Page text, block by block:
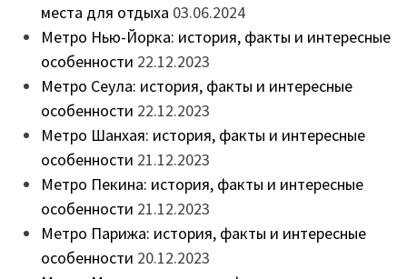
места для отдыха 03.06.2024
Метро Нью-Йорка: история, факты и интересные
особенности 22.12.2023
Метро Сеула: история, факты и интересные
особенности 22.12.2023
Метро Шанхая: история, факты и интересные
особенности 21.12.2023
Метро Пекина: история, факты и интересные
особенности 21.12.2023
Метро Парижа: история, факты и интересные
особенности 20.12.2023